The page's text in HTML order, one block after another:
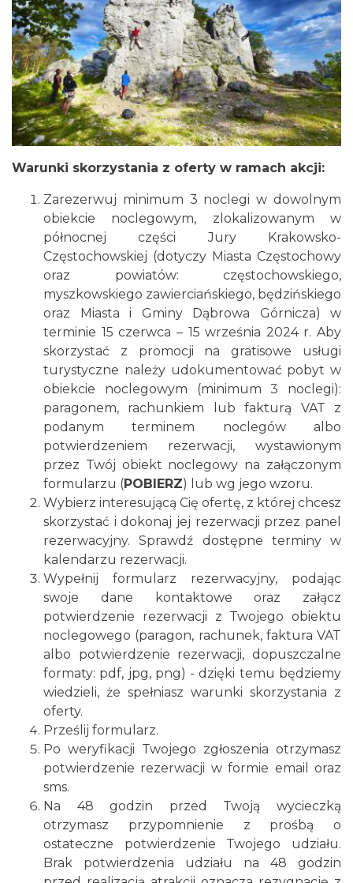
Warunki skorzystania z oferty w ramach akcji:
Zarezerwuj minimum 3 noclegi w dowolnym
obiekcie noclegowym, zlokalizowanym w
północnej części Jury Krakowsko-
Częstochowskiej (dotyczy Miasta Częstochowy
oraz powiatów: częstochowskiego,
myszkowskiego zawierciańskiego, będzińskiego
oraz Miasta i Gminy Dąbrowa Górnicza) w
terminie 15 czerwca – 15 września 2024 r. Aby
skorzystać z promocji na gratisowe usługi
turystyczne należy udokumentować pobyt w
obiekcie noclegowym (minimum 3 noclegi):
paragonem, rachunkiem lub fakturą VAT z
podanym terminem noclegów albo
potwierdzeniem rezerwacji, wystawionym
przez Twój obiekt noclegowy na załączonym
formularzu (POBIERZ)
lub wg jego wzoru.
Wybierz interesującą Cię ofertę, z której chcesz
skorzystać i dokonaj jej rezerwacji przez panel
rezerwacyjny. Sprawdź dostępne terminy w
kalendarzu rezerwacji.
Wypełnij formularz rezerwacyjny, podając
swoje dane kontaktowe oraz załącz
potwierdzenie rezerwacji z Twojego obiektu
noclegowego (paragon, rachunek, faktura VAT
albo potwierdzenie rezerwacji, dopuszczalne
formaty: pdf, jpg, png) - dzięki temu będziemy
wiedzieli, że spełniasz warunki skorzystania z
oferty.
Prześlij formularz.
Po weryfikacji Twojego zgłoszenia otrzymasz
potwierdzenie rezerwacji w formie email oraz
sms.
Na 48 godzin przed Twoją wycieczką
otrzymasz przypomnienie z prośbą o
ostateczne potwierdzenie Twojego udziału.
Brak potwierdzenia udziału na 48 godzin